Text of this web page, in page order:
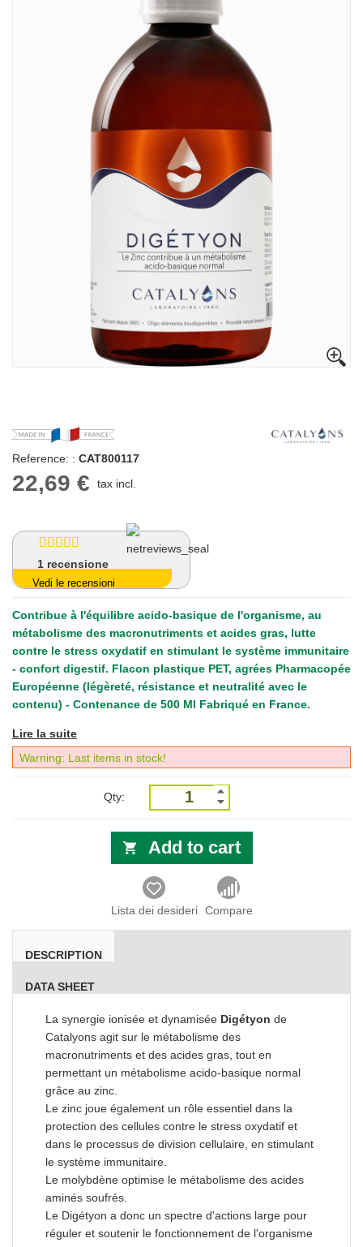
Reference: : CAT800117
22,69 € tax incl.
1 recensione
Vedi le recensioni
Contribue à l'équilibre acido-basique de l'organisme, au
métabolisme des macronutriments et acides gras, lutte
contre le stress oxydatif en stimulant le système immunitaire
- confort digestif. Flacon plastique PET, agrées Pharmacopée
Européenne (légèreté, résistance et neutralité avec le
contenu) - Contenance de 500 Ml Fabriqué en France.
Lire la suite
Warning: Last items in stock!
Qty:
Add to cart
Lista dei desideri Compare
DESCRIPTION
DATA SHEET
La synergie ionisée et dynamisée Digétyon de
Catalyons agit sur le métabolisme des
macronutriments et des acides gras, tout en
permettant un métabolisme acido-basique normal
grâce au zinc.
Le zinc joue également un rôle essentiel dans la
protection des cellules contre le stress oxydatif et
dans le processus de division cellulaire, en stimulant
le système immunitaire.
Le molybdène optimise le métabolisme des acides
aminés soufrés.
Le Digétyon a donc un spectre d'actions large pour
réguler et soutenir le fonctionnement de l'organisme